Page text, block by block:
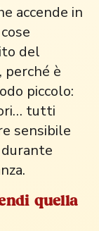
accende in
del
perché è
piccolo:
tutti
sensibile
quella